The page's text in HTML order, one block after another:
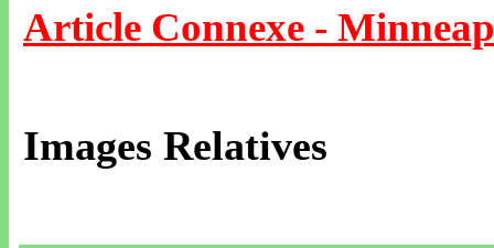
Article Connexe -
Images Relatives